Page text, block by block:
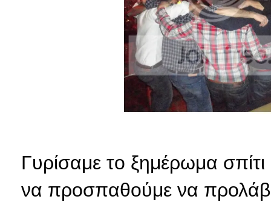
Γυρίσαμε το ξημέρωμα
να προσπαθούμε να